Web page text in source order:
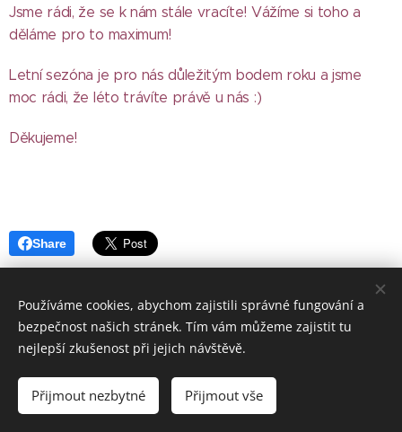
Jsme rádi, že se k nám stále vracíte! Vážíme si toho a
děláme pro to maximum!
Letní sezóna je pro nás důležitým bodem roku a jsme
moc rádi, že léto trávíte právě u nás :)
Děkujeme!
Share
© 2021 Fara Jítrava, Jítrava 98 463 55 Rynoltice
Cookies
Používáme cookies, abychom zajistili správné fungování a
bezpečnost našich stránek. Tím vám můžeme zajistit tu
nejlepší zkušenost při jejich návštěvě.
Přijmout nezbytné Přijmout vše